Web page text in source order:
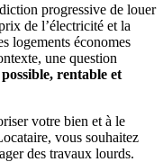
progressive de louer
de l’électricité et la
logements économes
une question
rentable et
votre bien et à le
vous souhaitez
des travaux lourds.